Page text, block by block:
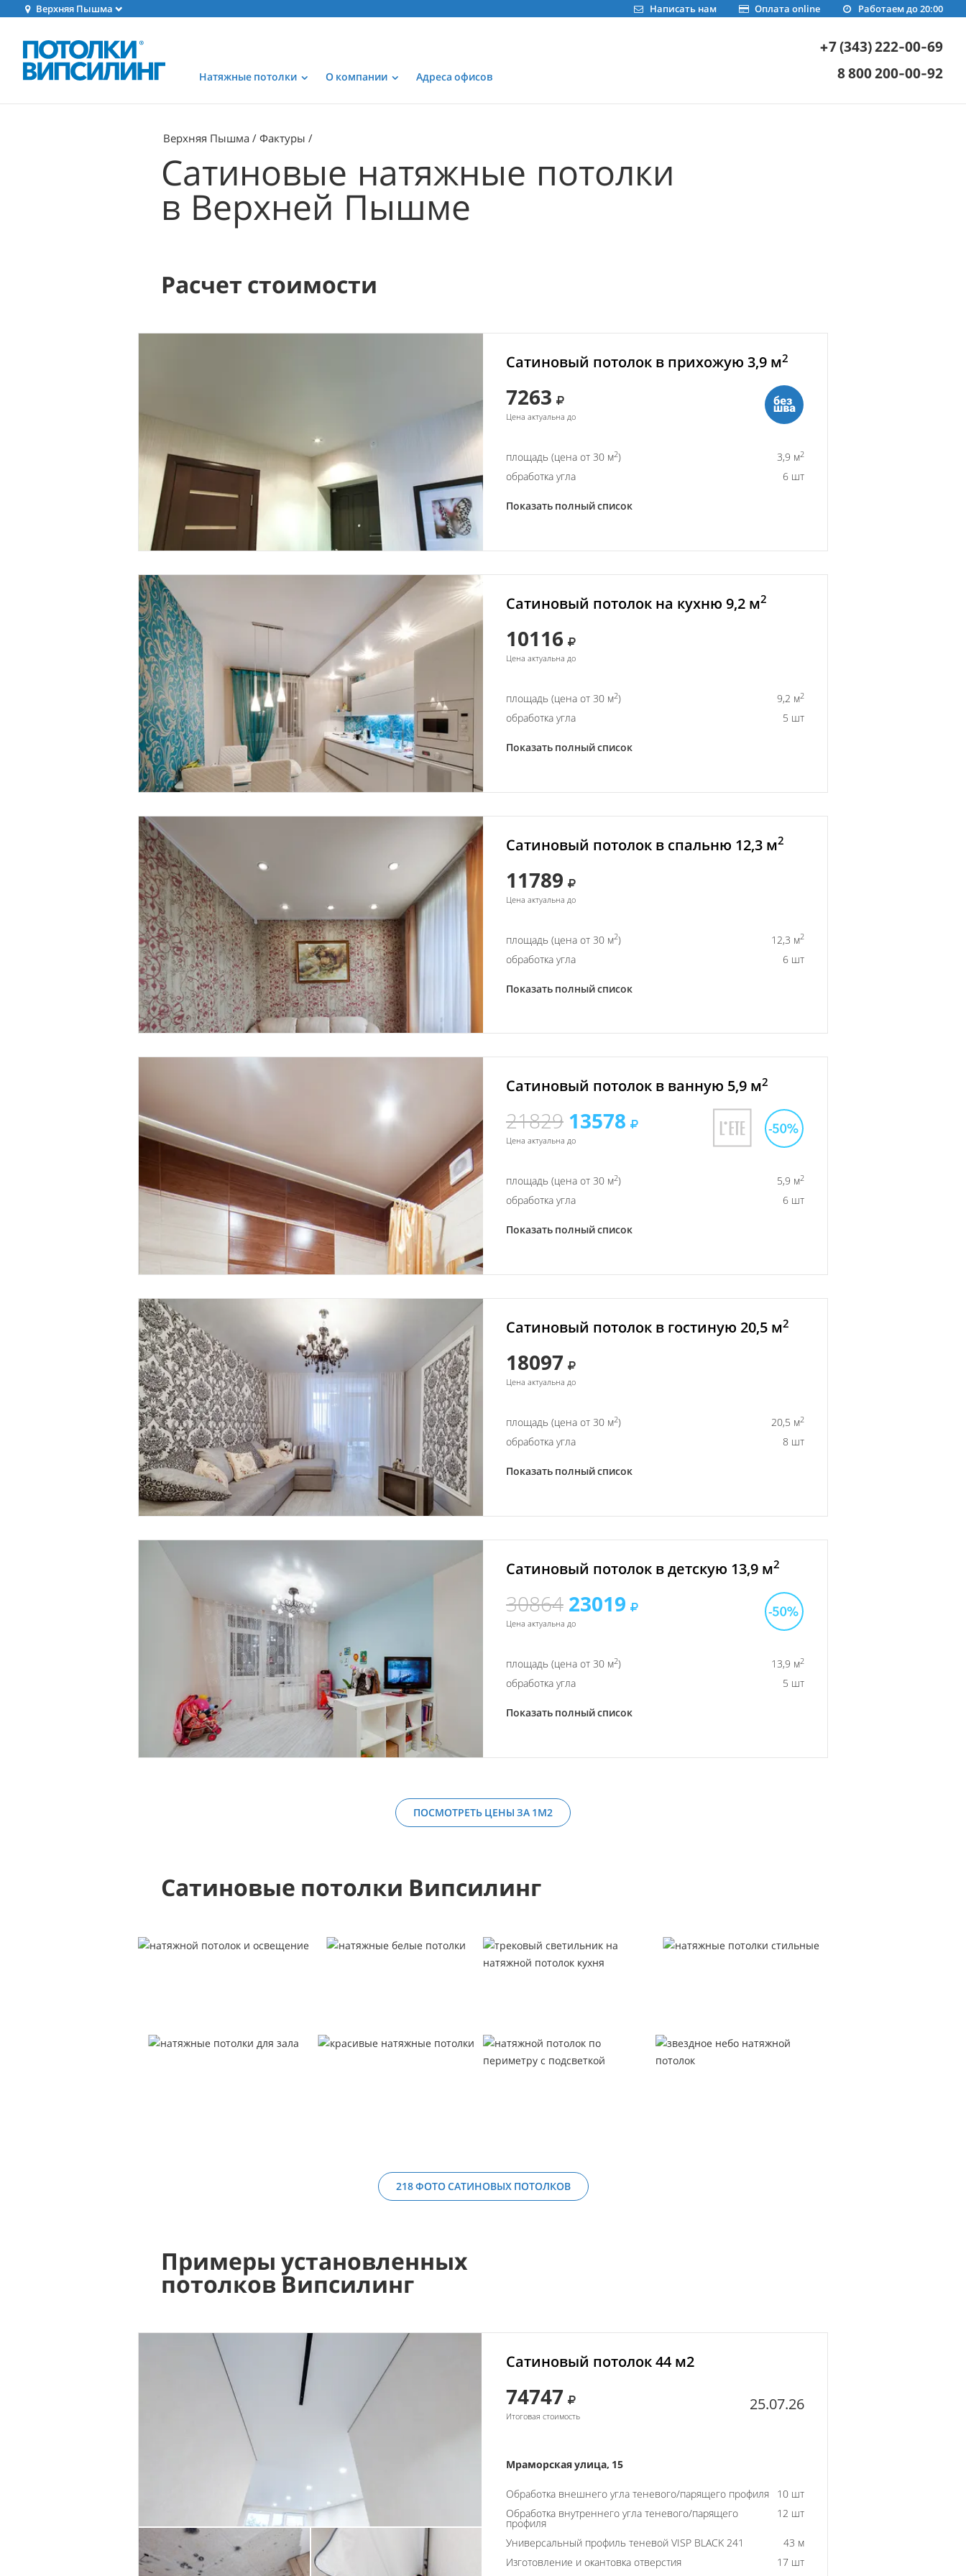
Верхняя Пышма Работаем до 20:00
Оплата online
Написать нам
Натяжные потолки О компании Адреса офисов
+7 (343) 222-00-69
8 800 200-00-92
Верхняя Пышма Фактуры
Сатиновые натяжные потолки
в Верхней Пышме
Расчет стоимости
Сатиновый потолок в прихожую 3,9 м2
7263
Цена актуальна до
площадь (цена от 30 м2) 3,9 м2
обработка угла 6 шт
Показать полный список
Сатиновый потолок на кухню 9,2 м2
10116
Цена актуальна до
площадь (цена от 30 м2) 9,2 м2
обработка угла 5 шт
Показать полный список
Сатиновый потолок в спальню 12,3 м2
11789
Цена актуальна до
площадь (цена от 30 м2) 12,3 м2
обработка угла 6 шт
Показать полный список
Сатиновый потолок в ванную 5,9 м2
21829 13578
Цена актуальна до
площадь (цена от 30 м2) 5,9 м2
обработка угла 6 шт
Показать полный список
Сатиновый потолок в гостиную 20,5 м2
18097
Цена актуальна до
площадь (цена от 30 м2) 20,5 м2
обработка угла 8 шт
Показать полный список
Сатиновый потолок в детскую 13,9 м2
30864 23019
Цена актуальна до
площадь (цена от 30 м2) 13,9 м2
обработка угла 5 шт
Показать полный список
ПОСМОТРЕТЬ ЦЕНЫ ЗА 1М2
Сатиновые потолки Випсилинг
218 ФОТО САТИНОВЫХ ПОТОЛКОВ
Примеры установленных
потолков Випсилинг
Сатиновый потолок 44 м2
74747
Итоговая стоимость
25.07.26
Мраморская улица, 15
Обработка внешнего угла теневого/парящего профиля
10 шт
Обработка внутреннего угла теневого/парящего
профиля
12 шт
Универсальный профиль теневой VISP BLACK 241
43 м
Изготовление и окантовка отверстия
17 шт